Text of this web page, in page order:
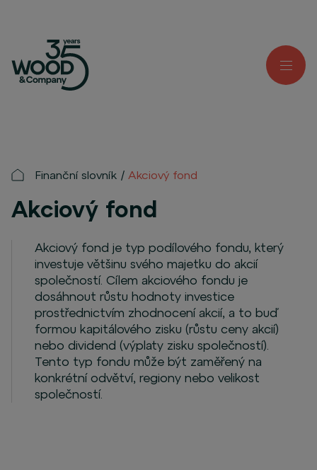
Finanční slovník Akciový fond
Akciový fond
Akciový fond je typ podílového fondu, který
investuje většinu svého majetku do akcií
společností. Cílem akciového fondu je
dosáhnout růstu hodnoty investice
prostřednictvím zhodnocení akcií, a to buď
formou kapitálového zisku (růstu ceny akcií)
nebo dividend (výplaty zisku společností).
Tento typ fondu může být zaměřený na
konkrétní odvětví, regiony nebo velikost
společností.